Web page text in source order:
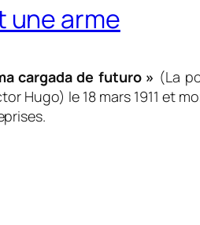
une arme
cargada de futuro » (La
Hugo) le 18 mars 1911 et